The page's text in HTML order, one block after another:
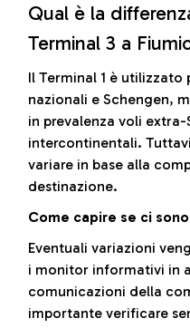
Qual è la
Terminal 3 a
Il Terminal 1 è
nazionali e Schengen,
in prevalenza voli extra-
intercontinentali.
variare in base alla
destinazione.
Come capire se ci
Eventuali variazioni
i monitor informativi in
comunicazioni della
importante verificare